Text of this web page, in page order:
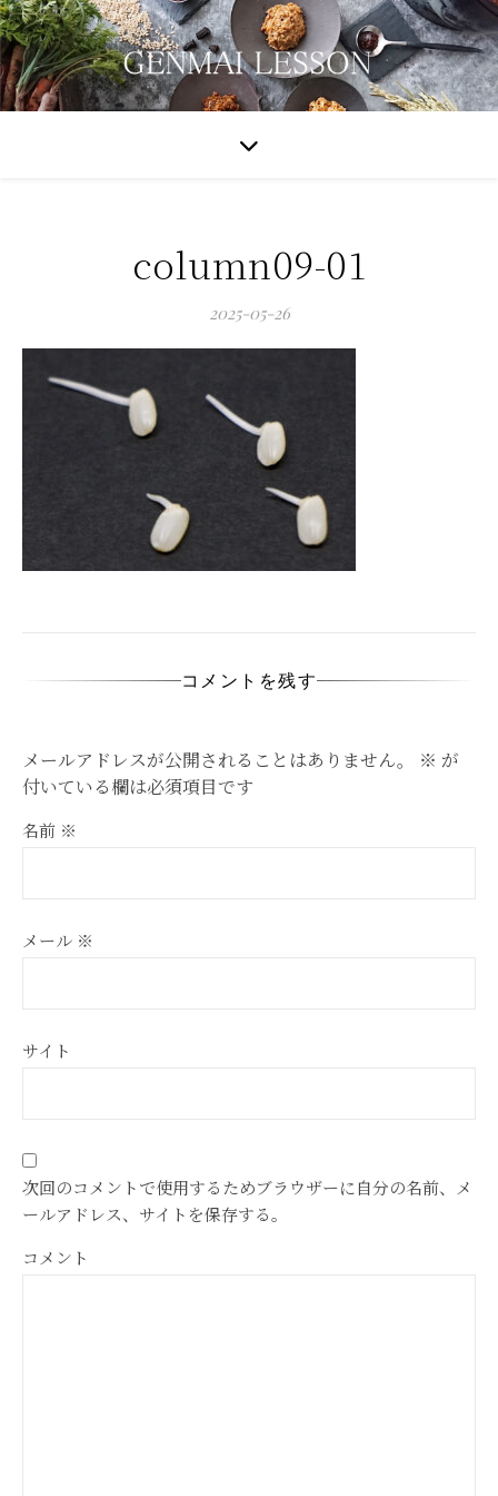
column09-01
2025-05-26
コメントを残す
メールアドレスが公開されることはありません。 ※ が
付いている欄は必須項目です
名前 ※
メール ※
サイト
次回のコメントで使用するためブラウザーに自分の名前、メ
ールアドレス、サイトを保存する。
コメント